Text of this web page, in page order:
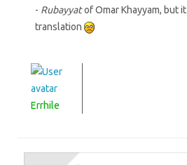
- Rubayyatof Omar Khayyam, but
translation
Errhile